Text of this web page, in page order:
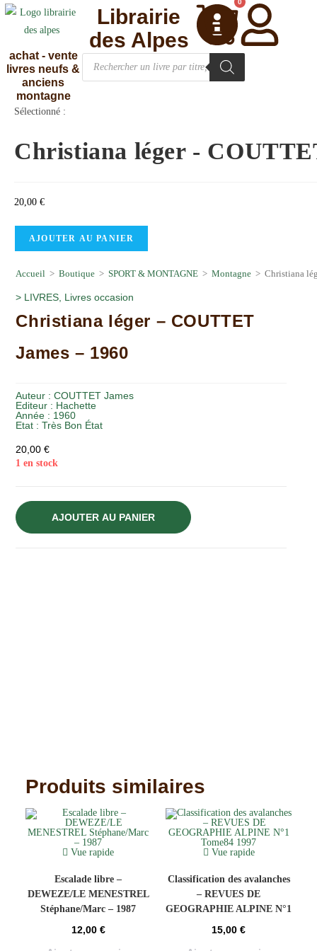
achat - vente
livres neufs &
anciens
montagne
0
Librairie
des Alpes
Sélectionné :
Christiana léger -
20,00 €
AJOUTER AU PANIER
Accueil > Boutique > SPORT & MONTAGNE > Montagne > Christiana
> LIVRES, Livres occasion
Christiana léger – COUTTET
James – 1960
Auteur :COUTTET James
Editeur : Hachette
Année : 1960
Etat :Très Bon État
20,00€
1 en stock
AJOUTER AU PANIER
Produits similaires
Vue rapide
Escalade libre –
DEWEZE/LE MENESTREL
Stéphane/Marc – 1987
12,00 €
Vue rapide
Classification des avalanches
– REVUES DE
GEOGRAPHIE ALPINE N°1
15,00€